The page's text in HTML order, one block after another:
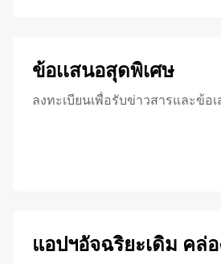
ข้อเเสนอสุดพิเศษ
ลงทะเบียนเพื่อรับข่าวสารและข้อ
แอปฯอัจฉริยะเดิม คล่